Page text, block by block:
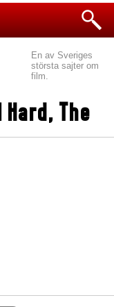
En av Sveriges
största sajter om
film.
The